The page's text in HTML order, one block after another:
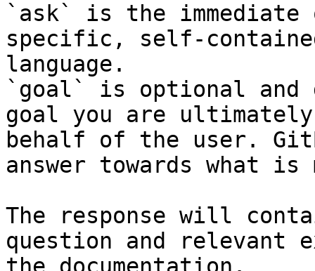
`ask` is the
specific, self-
language.
`goal` is optional and
goal you are
behalf of the user.
answer towards what
The response will
question and relevant